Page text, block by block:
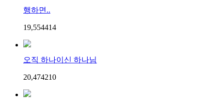
행하면..
19,554414
오직 하나이신 하나님
20,474210